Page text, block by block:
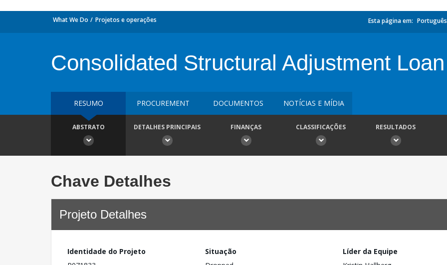
What We Do Projetos e operações Esta página em: Português
Consolidated Structural Adjustment Loan
RESUMO PROCUREMENT DOCUMENTOS NOTÍCIAS E MÍDIA
ABSTRATO DETALHES PRINCIPAIS FINANÇAS CLASSIFICAÇÕES RESULTADOS
Chave Detalhes
Projeto Detalhes
Identidade do Projeto
Situação
Líder da Equipe